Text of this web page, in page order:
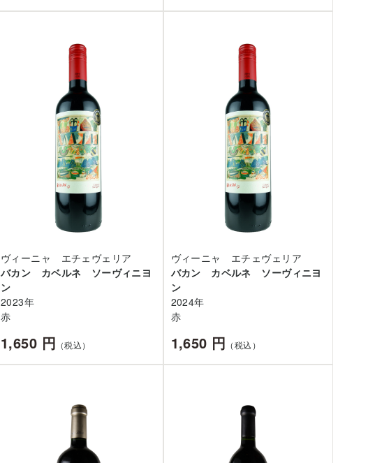
ヴィーニャ エチェヴェリア
バカン カベルネ ソーヴィニヨ
ン
2023年
赤
1,650 円 （税込）
ヴィーニャ エチェヴェリア
バカン カベルネ ソーヴィニヨ
ン
2024年
赤
1,650 円 （税込）